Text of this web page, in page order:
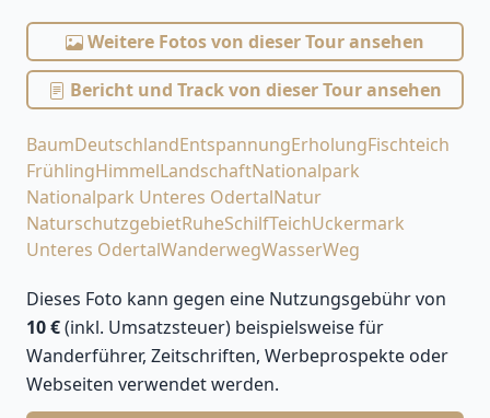
Weitere Fotos von dieser Tour ansehen
Bericht und Track von dieser Tour ansehen
BaumDeutschlandEntspannungErholungFischteich
FrühlingHimmelLandschaftNationalpark
Nationalpark Unteres OdertalNatur
NaturschutzgebietRuheSchilfTeichUckermark
Unteres OdertalWanderwegWasserWeg
Dieses Foto kann gegen eine Nutzungsgebühr von
10 €(inkl. Umsatzsteuer) beispielsweise für
Wanderführer, Zeitschriften, Werbeprospekte oder
Webseiten verwendet werden.